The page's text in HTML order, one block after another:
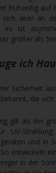
frühzeitig auf
sich aber an
es ist
größer als
ich
Sicherheit
die
gilt als der
UV-
und in
entwickeln
in der